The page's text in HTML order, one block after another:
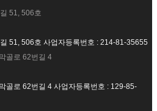
51, 506호
51, 506호 사업자등록번호 : 214-81-35655
골로 62번길 4
골로 62번길 4 사업자등록번호 : 129-85-